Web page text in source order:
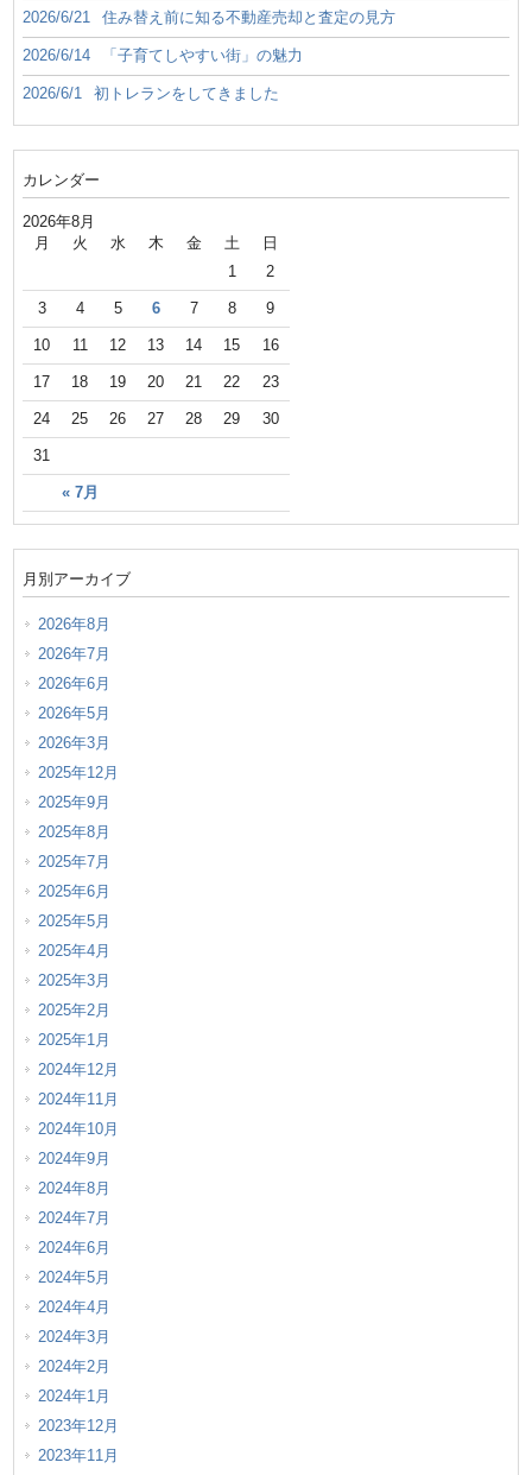
2026/6/21 住み替え前に知る不動産売却と査定の見方
2026/6/14 「子育てしやすい街」の魅力
2026/6/1 初トレランをしてきました
カレンダー
2026年8月
月 火 水 木 金 土 日
« 7月
1 2
3 4 5 6 7 8 9
10 11 12 13 14 15 16
17 18 19 20 21 22 23
24 25 26 27 28 29 30
31
月別アーカイブ
2026年8月
2026年7月
2026年6月
2026年5月
2026年3月
2025年12月
2025年9月
2025年8月
2025年7月
2025年6月
2025年5月
2025年4月
2025年3月
2025年2月
2025年1月
2024年12月
2024年11月
2024年10月
2024年9月
2024年8月
2024年7月
2024年6月
2024年5月
2024年4月
2024年3月
2024年2月
2024年1月
2023年12月
2023年11月